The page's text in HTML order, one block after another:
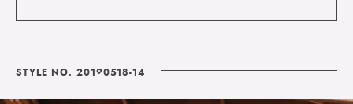
STYLE NO. 20190518-14